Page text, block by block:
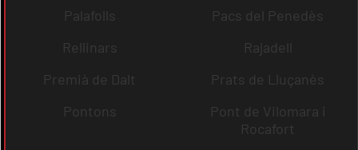
Palafolls
Pacs del Penedès
Rellinars
Rajadell
Premià de Dalt
Prats de Lluçanès
Pontons
Pont de Vilomara i
Rocafort